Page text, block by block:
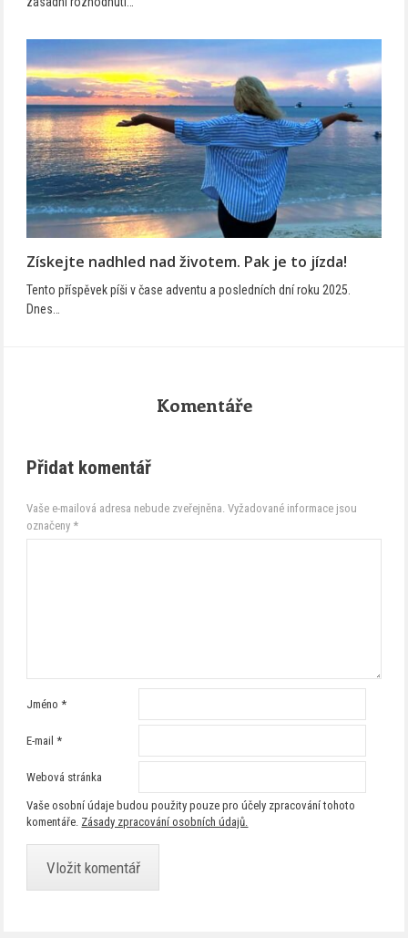
Získejte nadhled nad životem. Pak je to jízda!
Tento příspěvek píši v čase adventu a posledních dní roku 2025.
Dnes…
Komentáře
Přidat komentář
Vaše e-mailová adresa nebude zveřejněna. Vyžadované informace jsou
označeny *
Jméno*
E-mail*
Webová stránka
Vaše osobní údaje budou použity pouze pro účely zpracování tohoto
komentáře. Zásady zpracování osobních údajů.